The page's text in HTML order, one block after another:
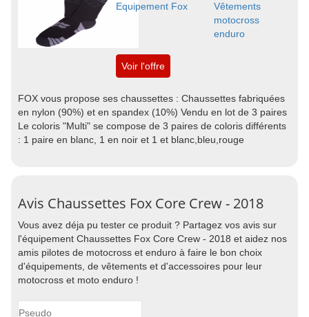
Equipement Fox
Vêtements
motocross
enduro
Voir l'offre
FOX vous propose ses chaussettes : Chaussettes fabriquées
en nylon (90%) et en spandex (10%) Vendu en lot de 3 paires
Le coloris "Multi" se compose de 3 paires de coloris différents
: 1 paire en blanc, 1 en noir et 1 et blanc,bleu,rouge
Avis Chaussettes Fox Core Crew - 2018
Vous avez déja pu tester ce produit ? Partagez vos avis sur
l'équipement Chaussettes Fox Core Crew - 2018 et aidez nos
amis pilotes de motocross et enduro à faire le bon choix
d'équipements, de vêtements et d'accessoires pour leur
motocross et moto enduro !